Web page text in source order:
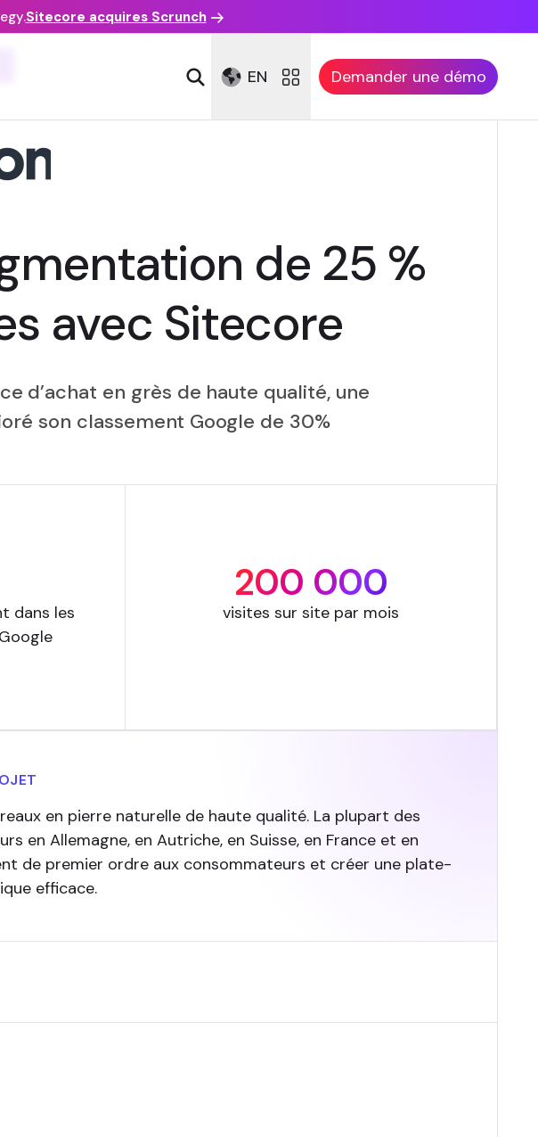
Sitecore acquires Scrunch
EN Demander une démo
de 25 %
avec Sitecore
d’achat en grès de haute qualité, une
son classement Google de 30%
dans les
200 000
visites sur site par mois
en pierre naturelle de haute qualité. La plupart des
en Allemagne, en Autriche, en Suisse, en France et en
de premier ordre aux consommateurs et créer une plate-
efficace.